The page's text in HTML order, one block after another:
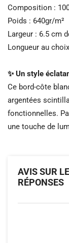
Composition :
Poids : 640gr/m²
Largeur : 6.5 cm
Longueur au
✨ Un style
Ce bord-côte
argentées
fonctionnelles.
une touche de
AVIS SUR
RÉPONSES